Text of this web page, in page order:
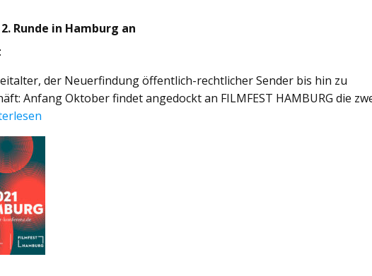
Runde in Hamburg an
der Neuerfindung öffentlich-rechtlicher Sender bis hin zu
Anfang Oktober findet angedockt an FILMFEST HAMBURG die